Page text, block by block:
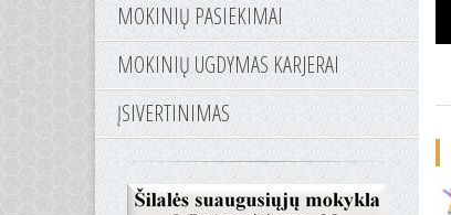
MOKINIŲ PASIEKIMAI
MOKINIŲ UGDYMAS KARJERAI
ĮSIVERTINIMAS